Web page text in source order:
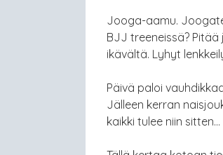
Jooga-aamu.
BJJ treeneissä?
ikävältä. Lyhyt
Päivä paloi
Jälleen kerran
kaikki tulee niin sitten…